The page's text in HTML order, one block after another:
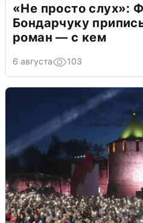
«Не просто слух»:
Бондарчуку
роман — с кем
6 августа 103